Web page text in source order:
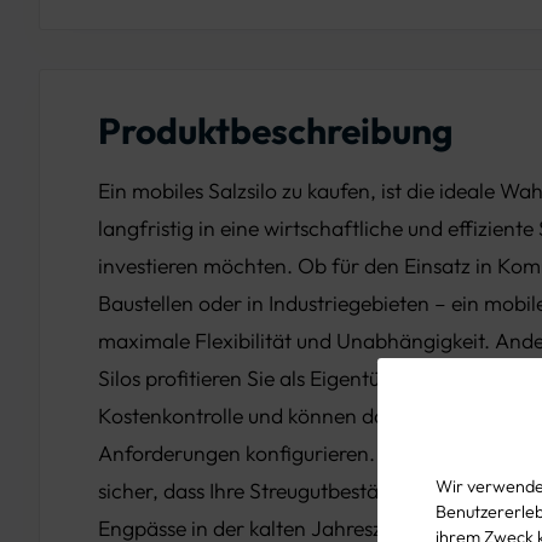
Wir
ihrem Zweck
Produktbeschreibung
Ein mobiles Salzsilo zu kaufen, ist die ideale
langfristig in eine wirtschaftliche und effiziente
investieren möchten. Ob für den Einsatz in
Baustellen oder in Industriegebieten – ein
maximale Flexibilität und Unabhängigkeit.
Silos profitieren Sie als Eigentümer von einer
Kostenkontrolle und können das Silo genau nach
Anforderungen konfigurieren. Ein mobiles
sicher, dass Ihre Streugutbestände immer
Engpässe in der kalten Jahreszeit der